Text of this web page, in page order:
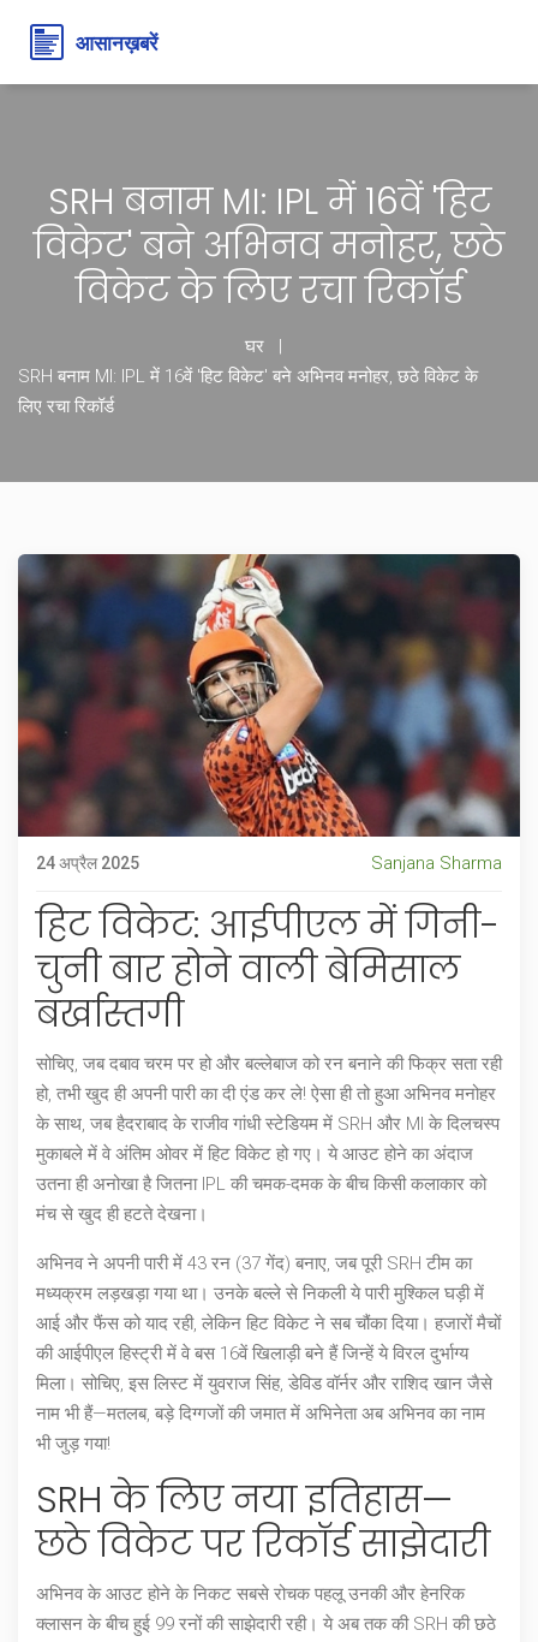
SRH बनाम MI: IPL में 16वें 'हिट
विकेट' बने अभिनव मनोहर, छठे
विकेट के लिए रचा रिकॉर्ड
घर
SRH बनाम MI: IPL में 16वें 'हिट विकेट' बने अभिनव मनोहर, छठे विकेट के
लिए रचा रिकॉर्ड
24 अप्रैल 2025 Sanjana Sharma
हिट विकेट: आईपीएल में गिनी-
चुनी बार होने वाली बेमिसाल
बर्खास्तगी
सोचिए, जब दबाव चरम पर हो और बल्लेबाज को रन बनाने की फिक्र सता रही
हो, तभी खुद ही अपनी पारी का दी एंड कर ले! ऐसा ही तो हुआअभिनव मनोहर
के साथ, जब हैदराबाद के राजीव गांधी स्टेडियम में SRH और MI के दिलचस्प
मुकाबले में वे अंतिम ओवर में हिट विकेट हो गए। ये आउट होने का अंदाज
उतना ही अनोखा है जितना IPL की चमक-दमक के बीच किसी कलाकार को
मंच से खुद ही हटते देखना।
अभिनव ने अपनी पारी में 43 रन (37 गेंद) बनाए, जब पूरी SRH टीम का
मध्यक्रम लड़खड़ा गया था। उनके बल्ले से निकली ये पारी मुश्किल घड़ी में
आई और फैंस को याद रही, लेकिन हिट विकेट ने सब चौंका दिया। हजारों मैचों
की आईपीएल हिस्ट्री में वे बस 16वें खिलाड़ी बने हैं जिन्हें ये विरल दुर्भाग्य
मिला। सोचिए, इस लिस्ट में युवराज सिंह, डेविड वॉर्नर और राशिद खान जैसे
नाम भी हैं—मतलब, बड़े दिग्गजों की जमात में अभिनेता अब अभिनव का नाम
भी जुड़ गया!
SRH के लिए नया इतिहास—
छठे विकेट पर रिकॉर्ड साझेदारी
अभिनव के आउट होने के निकट सबसे रोचक पहलू उनकी और हेनरिक
क्लासन के बीच हुई 99 रनों की साझेदारी रही। ये अब तक की SRH की छठे